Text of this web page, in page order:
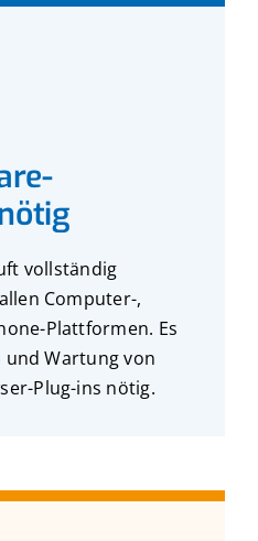
vollständig
Computer-,
Plattformen. Es
Wartung von
Plug-ins nötig.